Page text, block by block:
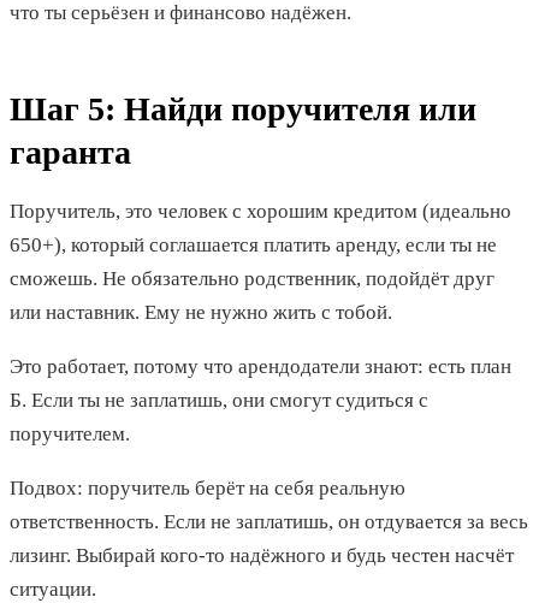
что ты серьёзен и финансово надёжен.
Шаг 5: Найди поручителя или
гаранта
Поручитель, это человек с хорошим кредитом (идеально
650+), который соглашается платить аренду, если ты не
сможешь. Не обязательно родственник, подойдёт друг
или наставник. Ему не нужно жить с тобой.
Это работает, потому что арендодатели знают: есть план
Б. Если ты не заплатишь, они смогут судиться с
поручителем.
Подвох: поручитель берёт на себя реальную
ответственность. Если не заплатишь, он отдувается за весь
лизинг. Выбирай кого-то надёжного и будь честен насчёт
ситуации.